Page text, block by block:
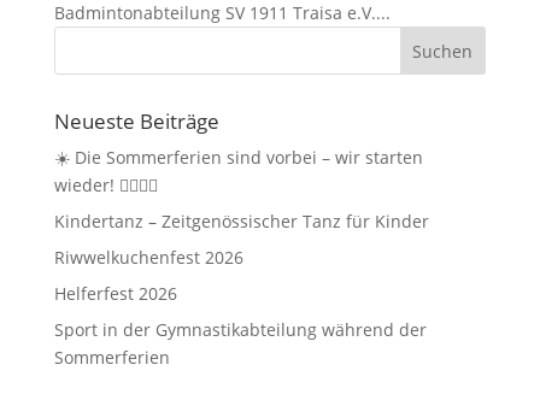
Badmintonabteilung SV 1911 Traisa e.V....
Neueste Beiträge
☀️ Die Sommerferien sind vorbei – wir starten
wieder! 🤸‍♀️🏃‍♂️
Kindertanz – Zeitgenössischer Tanz für Kinder
Riwwelkuchenfest 2026
Helferfest 2026
Sport in der Gymnastikabteilung während der
Sommerferien